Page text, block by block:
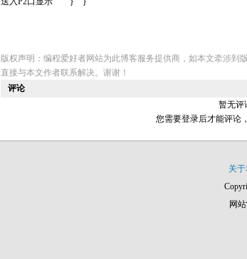
版权声明：编程爱好者网站为此博客服务提供商，如本文牵涉
直接与本文作者联系解决。谢谢！
评论
暂无评
您需要登录后才能评论
关
网